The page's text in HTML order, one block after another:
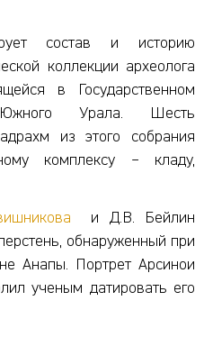
состав и историю
коллекции археолога
в Государственном
Урала. Шесть
из этого собрания
комплексу – кладу,
и Д.В. Бейлин
обнаруженный при
Анапы. Портрет Арсинои
ученым датировать его